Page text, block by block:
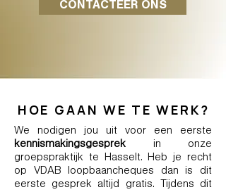
CONTACTEER ONS
HOE GAAN WE TE WERK?
We nodigen jou uit voor een eerste
kennismakingsgesprek in onze
groepspraktijk te Hasselt. Heb je recht
op VDAB loopbaancheques dan is dit
eerste gesprek altijd gratis. Tijdens dit